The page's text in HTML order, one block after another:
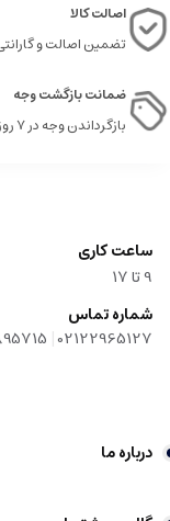
اصالت کالا
تضمین اصالت و
ضمانت بازگشت وجه
بازگرداندن وجه در ۷ روز
ساعت کاری
9‌ تا ۱۷
شماره تماس
02122965127
|
درباره ما